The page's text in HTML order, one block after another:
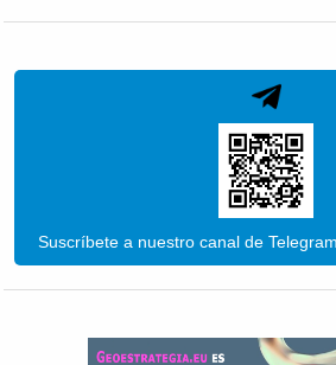
Suscríbete a nuestro canal de